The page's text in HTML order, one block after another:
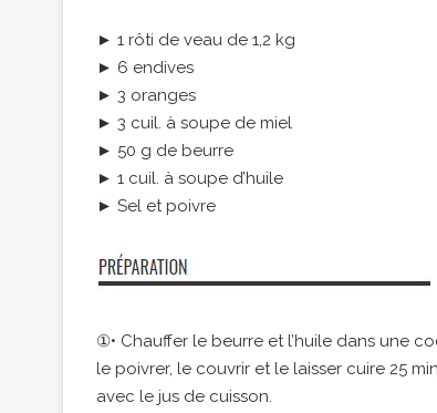
► 1 rôti de veau de 1,2 kg
► 6 endives
► 3 oranges
► 3 cuil. à soupe de miel
► 50 g de beurre
► 1 cuil. à soupe d’huile
► Sel et poivre
①• Chauffer le beurre et l’huile dans une
le poivrer, le couvrir et le laisser cuire 25
avec le jus de cuisson.